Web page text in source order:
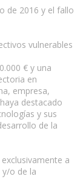
de 2016 y el fallo
vulnerables
€ y una
en
empresa,
destacado
y sus
de la
a
o de la